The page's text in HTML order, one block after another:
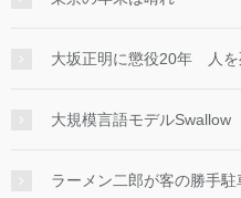
大坂正明に懲役20年 人を
大規模言語モデル
ラーメン二郎が客の勝手